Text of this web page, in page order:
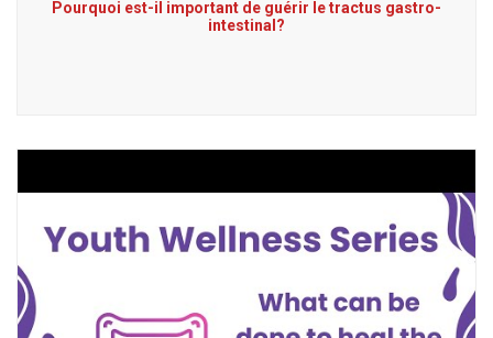
Pourquoi est-il important de guérir le tractus gastro-
intestinal?